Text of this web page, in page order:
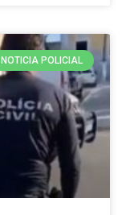
NOTICIA POLICIAL